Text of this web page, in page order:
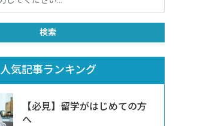
人気記事ランキング
【必見】留学がはじめての方
へ